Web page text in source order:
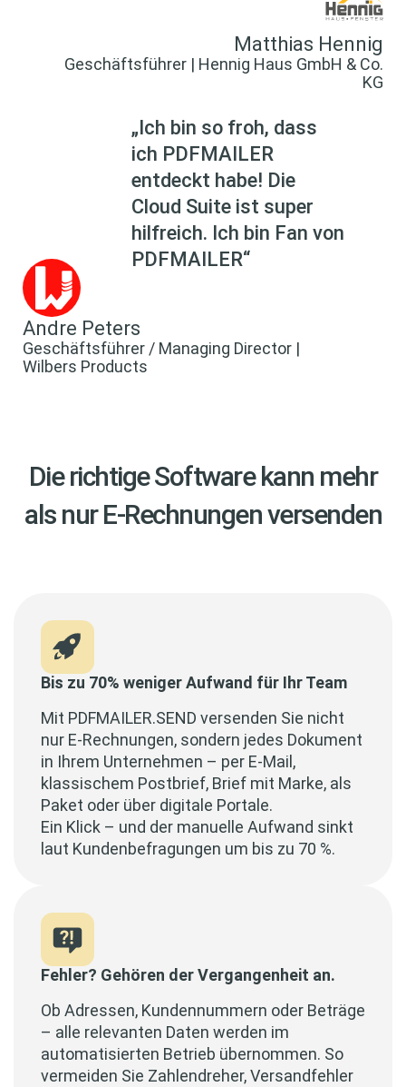
Matthias Hennig
Geschäftsführer | Hennig Haus GmbH & Co.
KG
Andre Peters
Geschäftsführer / Managing Director |
Wilbers Products
„Ich bin so froh, dass
ich PDFMAILER
entdeckt habe! Die
Cloud Suite ist super
hilfreich. Ich bin Fan von
PDFMAILER“
Die richtige Software kann mehr
als nur E-Rechnungen versenden
Bis zu 70% weniger Aufwand für Ihr Team
Mit PDFMAILER.SEND versenden Sie nicht
nur E-Rechnungen, sondern jedes Dokument
in Ihrem Unternehmen – per E-Mail,
klassischem Postbrief, Brief mit Marke, als
Paket oder über digitale Portale.
Ein Klick – und der manuelle Aufwand sinkt
laut Kundenbefragungen um bis zu 70 %.
Fehler? Gehören der Vergangenheit an.
Ob Adressen, Kundennummern oder Beträge
– alle relevanten Daten werden im
automatisierten Betrieb übernommen. So
vermeiden Sie Zahlendreher, Versandfehler